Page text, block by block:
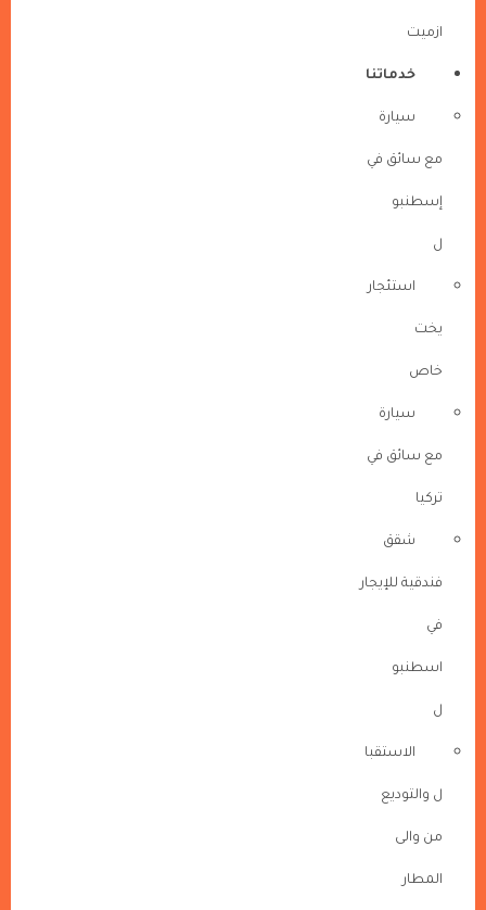
ازميت
خدماتنا
سيارة
مع سائق في
إسطنبو
ل
استئجار
يخت
خاص
سيارة
مع سائق في
تركيا
شقق
فندقية للإيجار
في
اسطنبو
ل
الاستقبا
ل والتوديع
من والى
المطار